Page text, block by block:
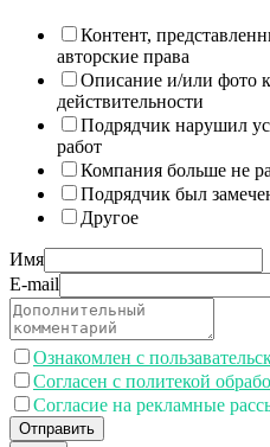
Контент,
авторские права
Описание и/или фото
действительности
Подрядчик нарушил
работ
Компания больше не
Подрядчик был
Другое
Имя
E-mail
Ознакомлен с
Согласен с политекой
Согласие на рекламные
Отправить